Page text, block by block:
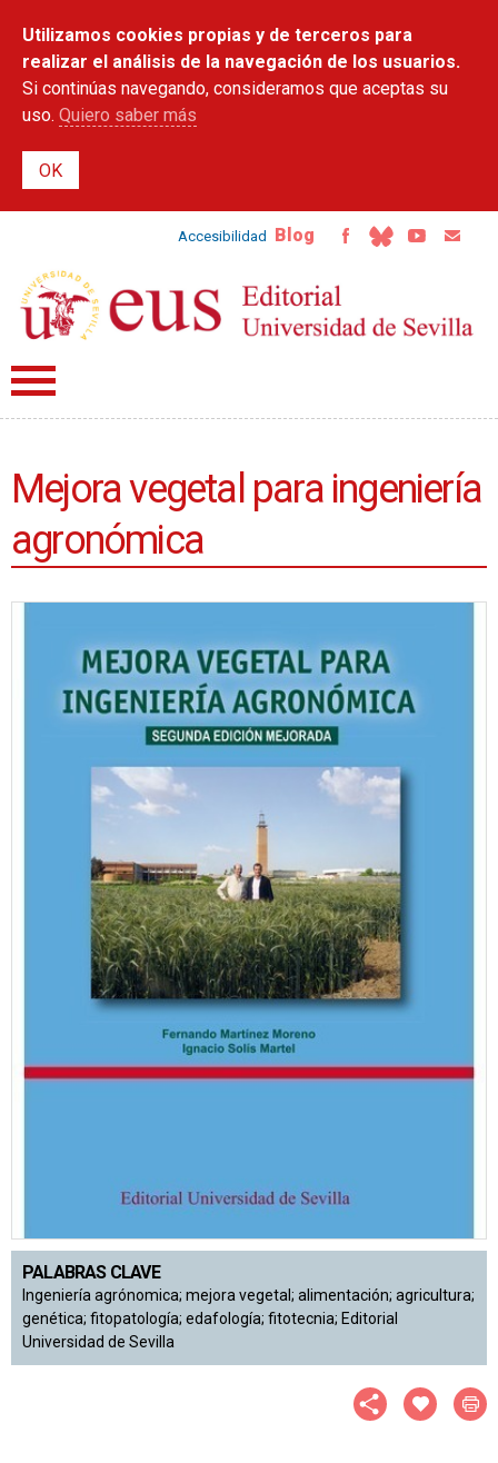
contenido
principal
Utilizamos cookies propias y de terceros para
realizar el análisis de la navegación de los usuarios.
Si continúas navegando, consideramos que aceptas su
uso. Quiero saber más
Accesibilidad Blog
Mejora vegetal para ingeniería
agronómica
PALABRAS CLAVE
Ingeniería agrónomica; mejora vegetal; alimentación; agricultura;
genética; fitopatología; edafología; fitotecnia; Editorial
Universidad de Sevilla